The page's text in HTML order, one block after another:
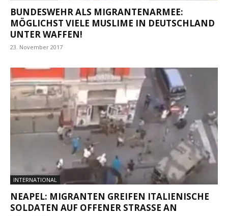
BUNDESWEHR ALS MIGRANTENARMEE:
MÖGLICHST VIELE MUSLIME IN DEUTSCHLAND
UNTER WAFFEN!
23. November 2017
INTERNATIONAL
NEAPEL: MIGRANTEN GREIFEN ITALIENISCHE
SOLDATEN AUF OFFENER STRASSE AN